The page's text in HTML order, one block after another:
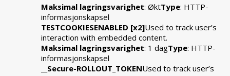
Maksimal lagringsvarighet: ØktType: HTTP-
informasjonskapsel
TESTCOOKIESENABLED [x2]Used to track user’s
interaction with embedded content.
Maksimal lagringsvarighet: 1 dagType: HTTP-
informasjonskapsel
__Secure-ROLLOUT_TOKENUsed to track user’s